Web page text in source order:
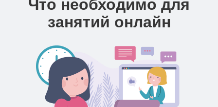
Что необходимо для
занятий онлайн